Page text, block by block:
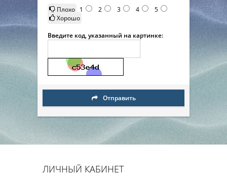
Плохо 1 2 3 4
5
Хорошо
Введите код, указанный на картинке:
Отправить
ЛИЧНЫЙ КАБИНЕТ